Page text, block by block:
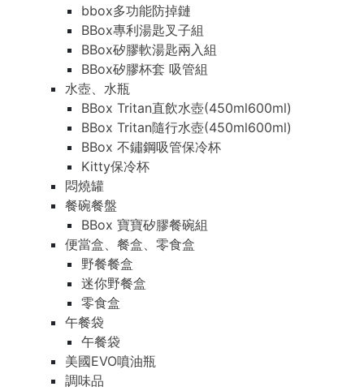
bbox多功能防掉鏈
BBox專利湯匙叉子組
BBox矽膠軟湯匙兩入組
BBox矽膠杯套 吸管組
水壺、水瓶
BBox Tritan直飲水壺(450ml600ml)
BBox Tritan隨行水壺(450ml600ml)
BBox 不鏽鋼吸管保冷杯
Kitty保冷杯
悶燒罐
餐碗餐盤
BBox 寶寶矽膠餐碗組
便當盒、餐盒、零食盒
野餐餐盒
迷你野餐盒
零食盒
午餐袋
午餐袋
美國EVO噴油瓶
調味品